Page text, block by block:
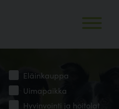
Eläinkauppa
Uimapaikka
Hyvinvointi ja hoitolat